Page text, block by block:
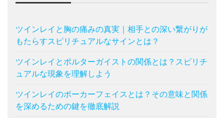
ツインレイと胸の痛みの真実｜相手との深い繋がりが
もたらすスピリチュアルなサインとは？
ツインレイとポルターガイストの関係とは？スピリチ
ュアルな現象を理解しよう
ツインレイのポーカーフェイスとは？その意味と関係
を深めるための鍵を徹底解説